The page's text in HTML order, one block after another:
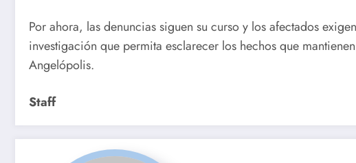
Por ahora, las denuncias siguen su curso y los afectados
investigación que permita esclarecer los hechos que
Angelópolis.
Staff